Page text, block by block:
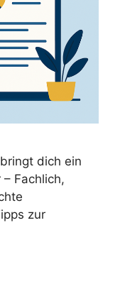
dich ein
Fachlich,
zur